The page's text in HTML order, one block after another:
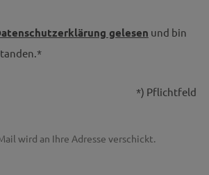
gelesen und bin
*) Pflichtfeld
wird an Ihre Adresse verschickt.